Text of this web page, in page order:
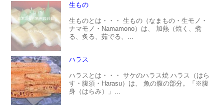
生もの
生ものとは・・・ 生もの（なまもの・生モノ・
ナマモノ・Namamono）は、 加熱（焼く、煮
る、炙る、茹でる、...
ハラス
ハラスとは・・・ サケのハラス焼 ハラス（はら
す・腹須・Harasu）は、 魚の腹の部分。「※腹
身（はらみ）」...